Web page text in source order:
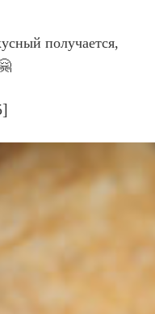
получается,